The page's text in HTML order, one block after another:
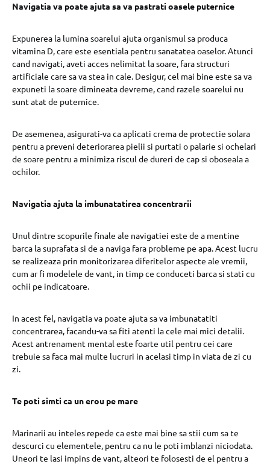
Navigatia va poate ajuta sa va pastrati oasele puternice
Expunerea la lumina soarelui ajuta organismul sa produca
vitamina D, care este esentiala pentru sanatatea oaselor. Atunci
cand navigati, aveti acces nelimitat la soare, fara structuri
artificiale care sa va stea in cale. Desigur, cel mai bine este sa va
expuneti la soare dimineata devreme, cand razele soarelui nu
sunt atat de puternice.
De asemenea, asigurati-va ca aplicati crema de protectie solara
pentru a preveni deteriorarea pielii si purtati o palarie si ochelari
de soare pentru a minimiza riscul de dureri de cap si oboseala a
ochilor.
Navigatia ajuta la imbunatatirea concentrarii
Unul dintre scopurile finale ale navigatiei este de a mentine
barca la suprafata si de a naviga fara probleme pe apa. Acest lucru
se realizeaza prin monitorizarea diferitelor aspecte ale vremii,
cum ar fi modelele de vant, in timp ce conduceti barca si stati cu
ochii pe indicatoare.
In acest fel, navigatia va poate ajuta sa va imbunatatiti
concentrarea, facandu-va sa fiti atenti la cele mai mici detalii.
Acest antrenament mental este foarte util pentru cei care
trebuie sa faca mai multe lucruri in acelasi timp in viata de zi cu
zi.
Te poti simti ca un erou pe mare
Marinarii au inteles repede ca este mai bine sa stii cum sa te
descurci cu elementele, pentru ca nu le poti imblanzi niciodata.
Uneori te lasi impins de vant, alteori te folosesti de el pentru a